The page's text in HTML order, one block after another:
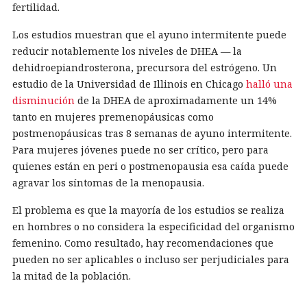
fertilidad.
Los estudios muestran que el ayuno intermitente puede
reducir notablemente los niveles de DHEA — la
dehidroepiandrosterona, precursora del estrógeno. Un
estudio de la Universidad de Illinois en Chicago halló una
disminución de la DHEA de aproximadamente un 14%
tanto en mujeres premenopáusicas como
postmenopáusicas tras 8 semanas de ayuno intermitente.
Para mujeres jóvenes puede no ser crítico, pero para
quienes están en peri o postmenopausia esa caída puede
agravar los síntomas de la menopausia.
El problema es que la mayoría de los estudios se realiza
en hombres o no considera la especificidad del organismo
femenino. Como resultado, hay recomendaciones que
pueden no ser aplicables o incluso ser perjudiciales para
la mitad de la población.